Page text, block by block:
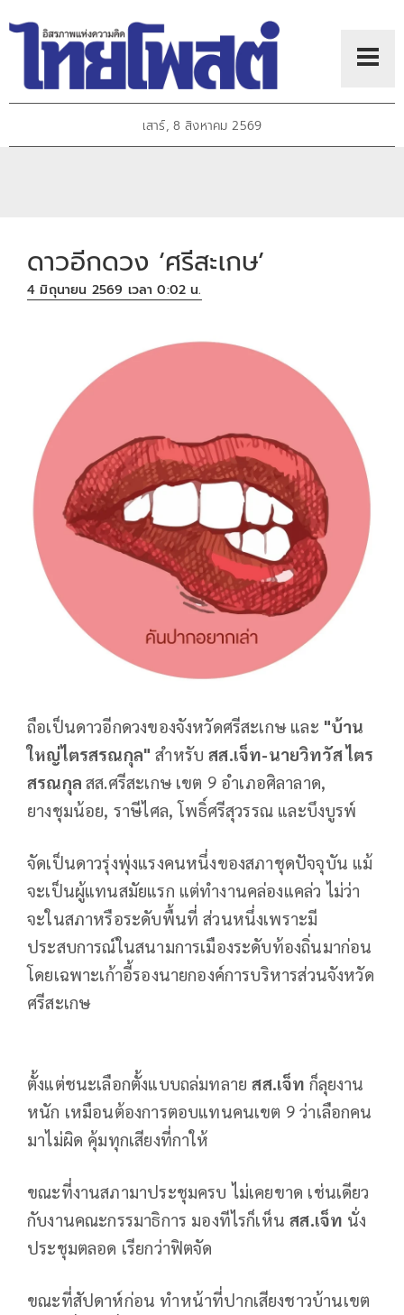
เสาร์, 8 สิงหาคม 2569
ดาวอีกดวง ‘ศรีสะเกษ’
4 มิถุนายน 2569 เวลา 0:02 น.
ถือเป็นดาวอีกดวงของจังหวัดศรีสะเกษ และ "บ้าน
ใหญ่ไตรสรณกุล" สำหรับสส.เจ็ท-นายวิทวัส ไตร
สรณกุลสส.ศรีสะเกษ เขต 9 อำเภอศิลาลาด,
ยางชุมน้อย, ราษีไศล, โพธิ์ศรีสุวรรณ และบึงบูรพ์
จัดเป็นดาวรุ่งพุ่งแรงคนหนึ่งของสภาชุดปัจจุบัน แม้
จะเป็นผู้แทนสมัยแรก แต่ทำงานคล่องแคล่ว ไม่ว่า
จะในสภาหรือระดับพื้นที่ ส่วนหนึ่งเพราะมี
ประสบการณ์ในสนามการเมืองระดับท้องถิ่นมาก่อน
โดยเฉพาะเก้าอี้รองนายกองค์การบริหารส่วนจังหวัด
ศรีสะเกษ
ตั้งแต่ชนะเลือกตั้งแบบถล่มทลายสส.เจ็ท ก็ลุยงาน
หนัก เหมือนต้องการตอบแทนคนเขต 9 ว่าเลือกคน
มาไม่ผิด คุ้มทุกเสียงที่กาให้
ขณะที่งานสภามาประชุมครบ ไม่เคยขาด เช่นเดียว
กับงานคณะกรรมาธิการ มองทีไรก็เห็นสส.เจ็ท นั่ง
ประชุมตลอด เรียกว่าฟิตจัด
ขณะที่สัปดาห์ก่อน ทำหน้าที่ปากเสียงชาวบ้านเขต